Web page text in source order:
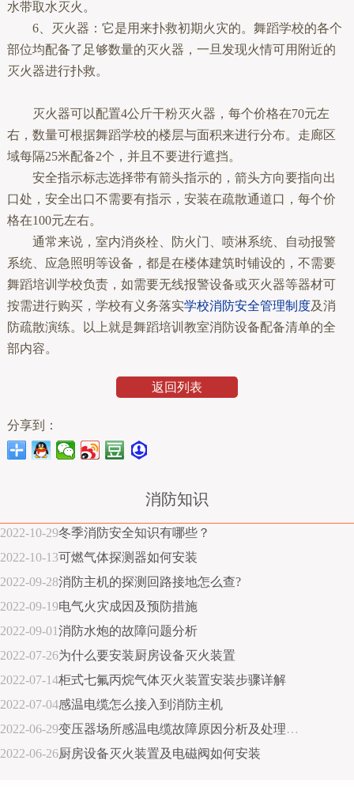
水带取水灭火。
6、灭火器：它是用来扑救初期火灾的。舞蹈学校的各个
部位均配备了足够数量的灭火器，一旦发现火情可用附近的
灭火器进行扑救。
灭火器可以配置4公斤干粉灭火器，每个价格在70元左
右，数量可根据舞蹈学校的楼层与面积来进行分布。走廊区
域每隔25米配备2个，并且不要进行遮挡。
安全指示标志选择带有箭头指示的，箭头方向要指向出
口处，安全出口不需要有指示，安装在疏散通道口，每个价
格在100元左右。
通常来说，室内消炎栓、防火门、喷淋系统、自动报警
系统、应急照明等设备，都是在楼体建筑时铺设的，不需要
舞蹈培训学校负责，如需要无线报警设备或灭火器等器材可
按需进行购买，学校有义务落实学校消防安全管理制度及消
防疏散演练。以上就是舞蹈培训教室消防设备配备清单的全
部内容。
返回列表
分享到：
消防知识
2022-10-29冬季消防安全知识有哪些？
2022-10-13可燃气体探测器如何安装
2022-09-28消防主机的探测回路接地怎么查?
2022-09-19电气火灾成因及预防措施
2022-09-01消防水炮的故障问题分析
2022-07-26为什么要安装厨房设备灭火装置
2022-07-14柜式七氟丙烷气体灭火装置安装步骤详解
2022-07-04感温电缆怎么接入到消防主机
2022-06-29变压器场所感温电缆故障原因分析及处理措施
2022-06-26厨房设备灭火装置及电磁阀如何安装